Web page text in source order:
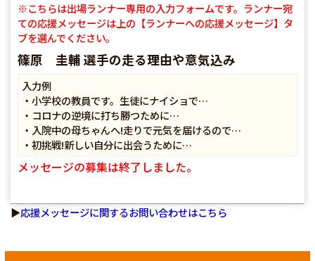
※こちらは出場ランナー専用の入力フォームです。ランナー宛
ての応援メッセージは上の【ランナーへの応援メッセージ】タ
ブを選んでください。
篠原 圭輔 選手の走る理由や意気込み
入力例
・小学校の教員です。生徒にナイショで…
・コロナの逆境に打ち勝つために…
・入院中の母ちゃんへ!走りで元気を届けるので…
・初挑戦!新しい自分に出会うために…
メッセージの募集は終了しました。
▶応援メッセージに関するお問い合わせはこちら